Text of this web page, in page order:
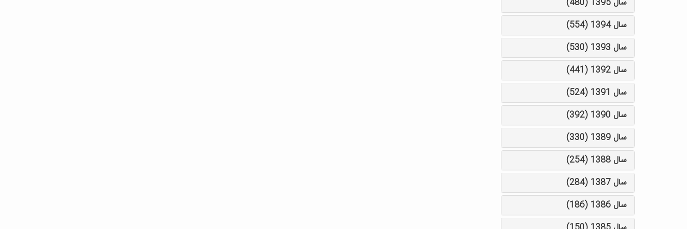
سال 1395 (480)
سال 1394 (554)
سال 1393 (530)
سال 1392 (441)
سال 1391 (524)
سال 1390 (392)
سال 1389 (330)
سال 1388 (254)
سال 1387 (284)
سال 1386 (186)